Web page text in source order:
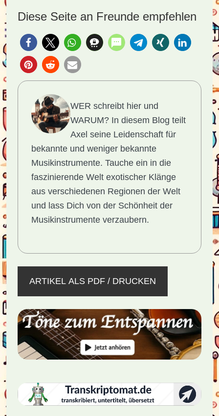
Diese Seite an Freunde empfehlen
WER schreibt hier und
WARUM?In diesem Blog teilt
Axel seine Leidenschaft für
bekannte und weniger bekannte
Musikinstrumente. Tauche ein in die
faszinierende Welt exotischer Klänge
aus verschiedenen Regionen der Welt
und lass Dich von der Schönheit der
Musikinstrumente verzaubern.
ARTIKEL ALS PDF / DRUCKEN